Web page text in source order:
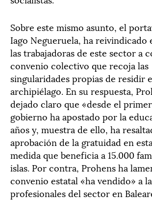
Sobre este mismo asunto, el
Iago Negueruela, ha reivindicado
las trabajadoras de este sector a
convenio colectivo que recoja las
singularidades propias de residir
archipiélago. En su respuesta,
dejado claro que «desde el
gobierno ha apostado por la
años y, muestra de ello, ha
aprobación de la gratuidad en
medida que beneficia a 15.000
islas. Por contra, Prohens ha
convenio estatal «ha vendido» a
profesionales del sector en